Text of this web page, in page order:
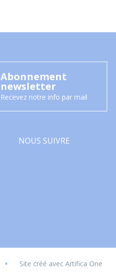
Abonnement
newsletter
Recevez notre info par mail
NOUS SUIVRE
• Site créé avec Artifica One